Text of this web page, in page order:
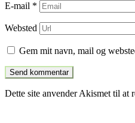
E-mail *
Websted
Gem mit navn, mail og
Dette site anvender Akismet til at